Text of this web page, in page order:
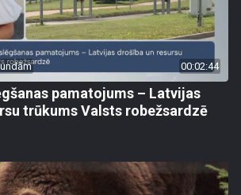
00:02:44
pamatojums – Latvijas
trūkums Valsts robežsardzē